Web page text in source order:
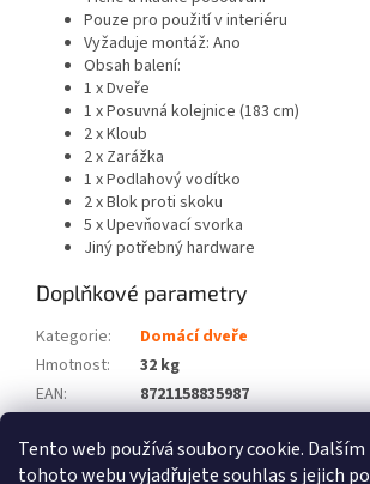
Tento web používá soubory cookie.
tohoto webu vyjadřujete souhlas s jejich
Pouze pro použití v interiéru
Vyžaduje montáž: Ano
Obsah balení:
1 x Dveře
1 x Posuvná kolejnice (183 cm)
2 x Kloub
2 x Zarážka
1 x Podlahový vodítko
2 x Blok proti skoku
5 x Upevňovací svorka
Jiný potřebný hardware
Doplňkové parametry
Kategorie:
Domácí dveře
Hmotnost:
32 kg
EAN:
8721158835987
Počet balíků: 2